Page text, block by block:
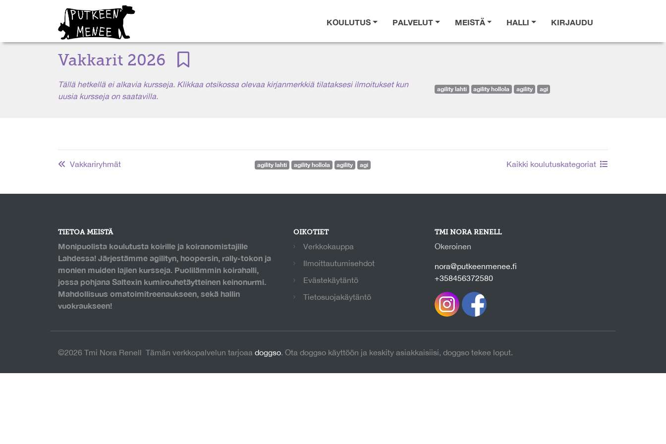
KOULUTUS PALVELUT MEISTÄ HALLI KIRJAUDU
Vakkarit 2026
Tällä hetkellä ei alkavia kursseja. Klikkaa otsikossa olevaa kirjanmerkkiä tilataksesi ilmoitukset kun
uusia kursseja on saatavilla.
agility lahti agility hollola agility agi
Vakkariryhmät agility lahti agility hollola agility agi Kaikki koulutuskategoriat
TIETOA MEISTÄ
Monipuolista koulutusta koirille ja koiranomistajille
Lahdessa! Järjestämme agilityn, hoopersin, rally-tokon ja
monien muiden lajien kursseja. Puolilämmin koirahalli,
jossa pohjana Saltexin kumirouhetäytteinen keinonurmi.
Mahdollisuus omatoimitreenaukseen, sekä hallin
vuokraukseen!
OIKOTIET
Verkkokauppa
Ilmoittautumisehdot
Evästekäytäntö
Tietosuojakäytäntö
TMI NORA RENELL
Okeroinen
nora@putkeenmenee.fi
+358456372580
©2026 Tmi Nora Renell Tämän verkkopalvelun tarjoaa doggso. Ota doggso käyttöön ja keskity asiakkaisiisi, doggso tekee loput.